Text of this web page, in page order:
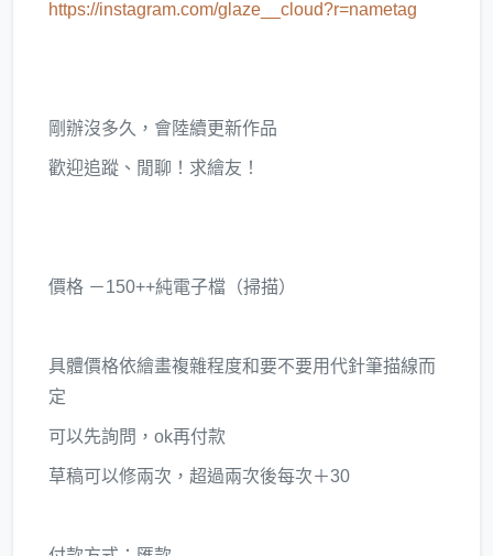
https://instagram.com/glaze__cloud?r=nametag
剛辦沒多久，會陸續更新作品
歡迎追蹤、閒聊！求繪友！
價格 －150++純電子檔（掃描）
具體價格依繪畫複雜程度和要不要用代針筆描線而
定
可以先詢問，ok再付款
草稿可以修兩次，超過兩次後每次＋30